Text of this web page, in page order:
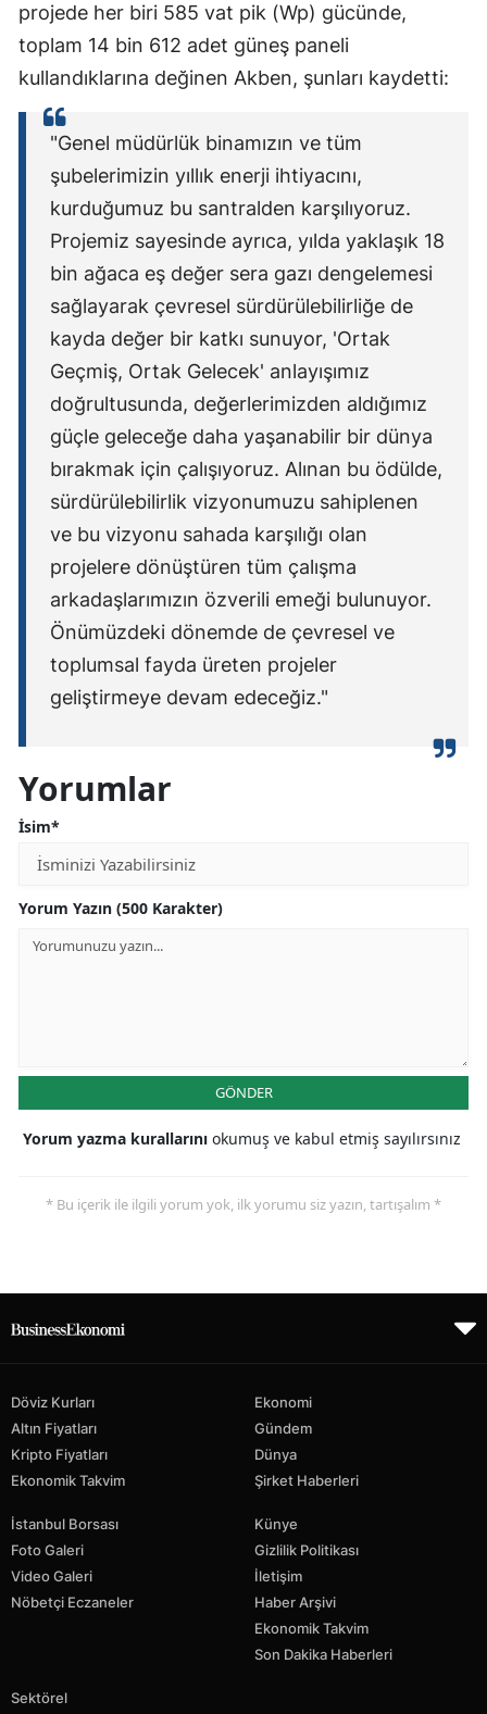
projede her biri 585 vat pik (Wp) gücünde,
toplam 14 bin 612 adet güneş paneli
kullandıklarına değinen Akben, şunları kaydetti:
"Genel müdürlük binamızın ve tüm
şubelerimizin yıllık enerji ihtiyacını,
kurduğumuz bu santralden karşılıyoruz.
Projemiz sayesinde ayrıca, yılda yaklaşık 18
bin ağaca eş değer sera gazı dengelemesi
sağlayarak çevresel sürdürülebilirliğe de
kayda değer bir katkı sunuyor, 'Ortak
Geçmiş, Ortak Gelecek' anlayışımız
doğrultusunda, değerlerimizden aldığımız
güçle geleceğe daha yaşanabilir bir dünya
bırakmak için çalışıyoruz. Alınan bu ödülde,
sürdürülebilirlik vizyonumuzu sahiplenen
ve bu vizyonu sahada karşılığı olan
projelere dönüştüren tüm çalışma
arkadaşlarımızın özverili emeği bulunuyor.
Önümüzdeki dönemde de çevresel ve
toplumsal fayda üreten projeler
geliştirmeye devam edeceğiz."
Yorumlar
İsim*
Yorum Yazın (500 Karakter)
GÖNDER
Yorum yazma kurallarını okumuş ve kabul etmiş sayılırsınız
* Bu içerik ile ilgili yorum yok, ilk yorumu siz yazın, tartışalım *
Döviz Kurları
Altın Fiyatları
Kripto Fiyatları
Ekonomik Takvim
Ekonomi
Gündem
Dünya
Şirket Haberleri
İstanbul Borsası
Foto Galeri
Video Galeri
Nöbetçi Eczaneler
Künye
Gizlilik Politikası
İletişim
Haber Arşivi
Ekonomik Takvim
Son Dakika Haberleri
Sektörel